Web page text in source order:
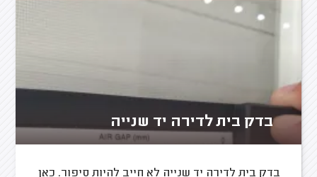
בדק בית לדירה יד שנייה
בדק בית לדירה יד שנייה לא חייב להיות סיפור. כאן